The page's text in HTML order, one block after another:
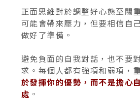
正面思維對於調整好心態至關
可能會帶來壓力，但要相信自
做好了準備。
避免負面的自我對話，也不要
求。每個人都有強項和弱項，
於發揮你的優勢，而不是擔心
處 。